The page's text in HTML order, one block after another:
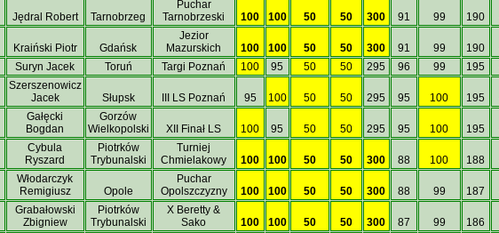
Jędral Robert Tarnobrzeg
Puchar
Tarnobrzeski
100 100 50 50 300 91 99 190
Kraiński Piotr Gdańsk
Jezior
Mazurskich
100 100 50 50 300 91 99 190
Suryn Jacek Toruń Targi Poznań 100 95 50 50 295 96 99 195
Szerszenowicz
Jacek
Słupsk III LS Poznań 95 100 50 50 295 95 100 195
Gałęcki
Bogdan
Gorzów
Wielkopolski
XII Finał LS 100 95 50 50 295 95 100 195
Cybula
Ryszard
Piotrków
Trybunalski
Turniej
Chmielakowy
100 100 50 50 300 88 100 188
Włodarczyk
Remigiusz
Opole
Puchar
Opolszczyzny
100 100 50 50 300 88 99 187
Grabałowski
Zbigniew
Piotrków
Trybunalski
X Beretty &
Sako
100 100 50 50 300 87 99 186